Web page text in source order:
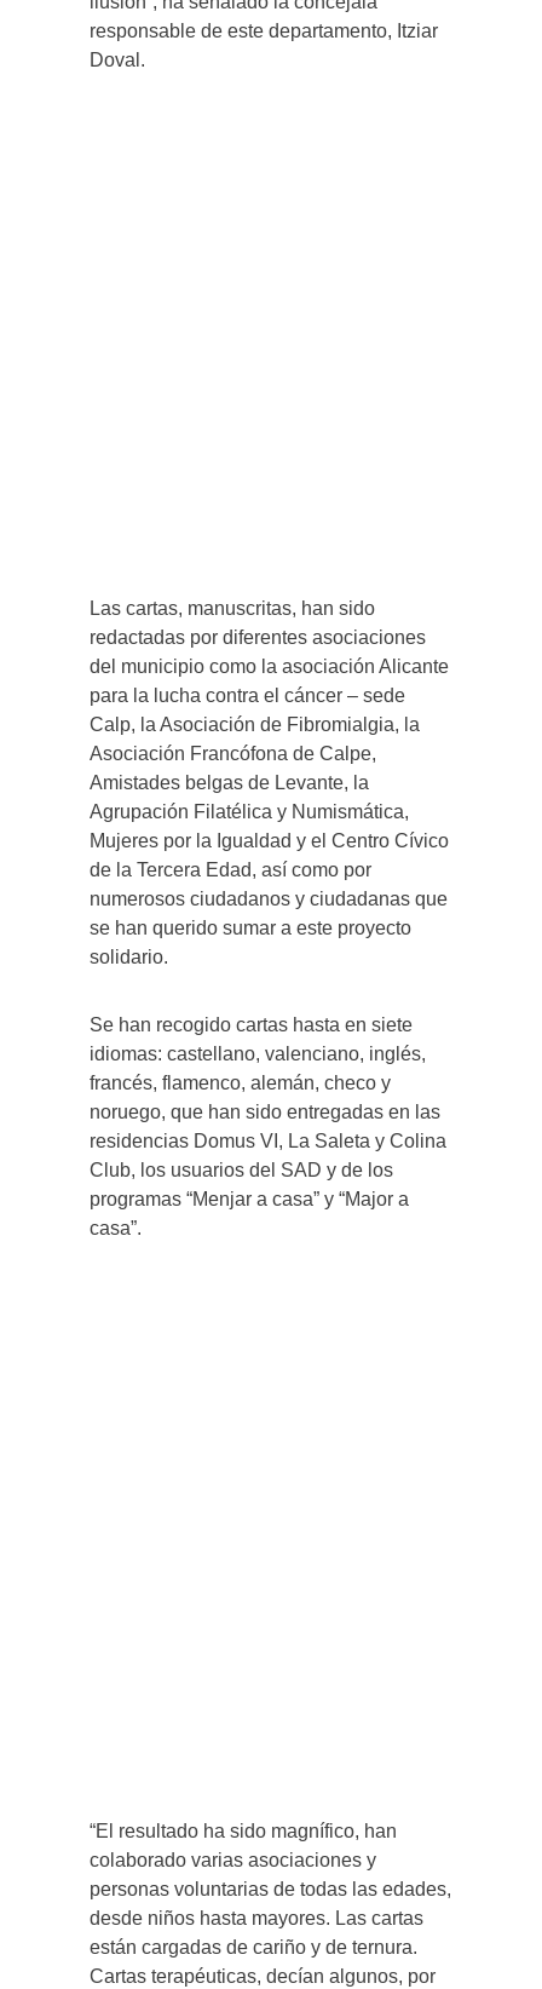
responsable de este departamento, Itziar
Doval.
Las cartas, manuscritas, han sido
redactadas por diferentes asociaciones
del municipio como la asociación Alicante
para la lucha contra el cáncer – sede
Calp, la Asociación de Fibromialgia, la
Asociación Francófona de Calpe,
Amistades belgas de Levante, la
Agrupación Filatélica y Numismática,
Mujeres por la Igualdad y el Centro Cívico
de la Tercera Edad, así como por
numerosos ciudadanos y ciudadanas que
se han querido sumar a este proyecto
solidario.
Se han recogido cartas hasta en siete
idiomas: castellano, valenciano, inglés,
francés, flamenco, alemán, checo y
noruego, que han sido entregadas en las
residencias Domus VI, La Saleta y Colina
Club, los usuarios del SAD y de los
programas “Menjar a casa” y “Major a
casa”.
“El resultado ha sido magnífico, han
colaborado varias asociaciones y
personas voluntarias de todas las edades,
desde niños hasta mayores. Las cartas
están cargadas de cariño y de ternura.
Cartas terapéuticas, decían algunos, por